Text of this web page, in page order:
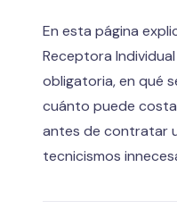
En esta página
Receptora
obligatoria, en qué
cuánto puede
antes de contratar
tecnicismos